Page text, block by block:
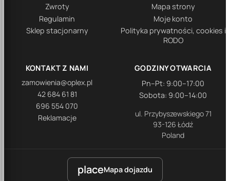
Zwroty
Regulamin
Sklep stacjonarny
Mapa strony
Moje konto
Polityka prywatności, cookies i
RODO
KONTAKT Z NAMI
zamowienia@oplex.pl
42 684 61 81
696 554 070
Reklamacje
GODZINY OTWARCIA
Pn–Pt: 9:00–17:00
Sobota: 9:00–14:00
ul. Przybyszewskiego 71
93-126 Łódź
Poland
placeMapa dojazdu